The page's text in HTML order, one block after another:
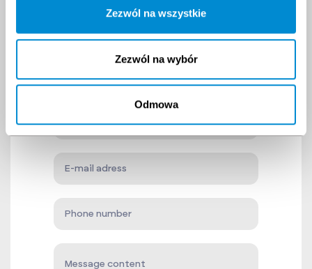
Zezwól na wszystkie
Zezwól na wybór
Odmowa
Do you have a
question?
Contact us!